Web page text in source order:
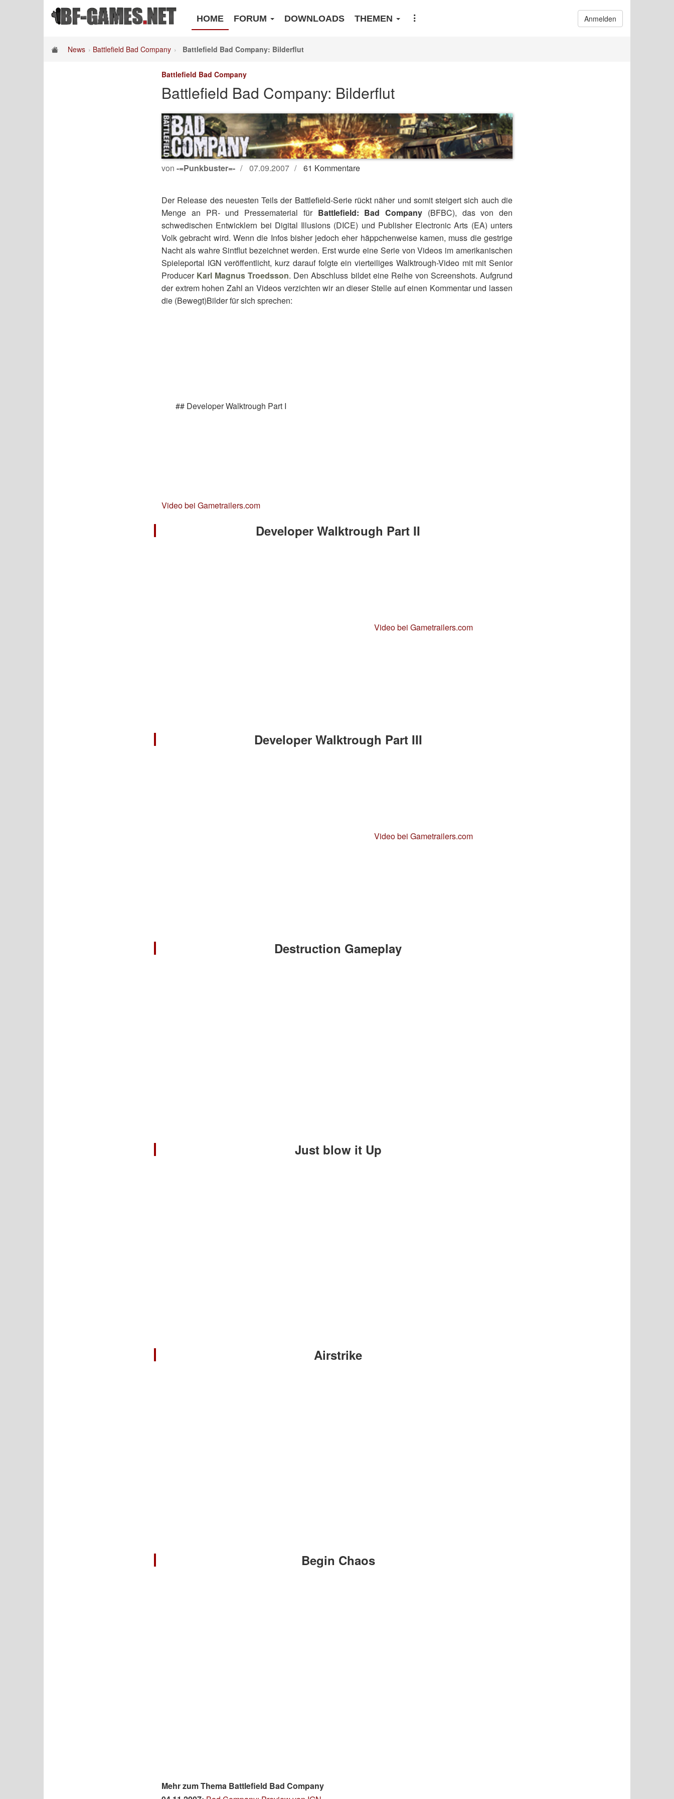
HOME FORUM DOWNLOADS THEMEN Anmelden
News Battlefield Bad Company Battlefield Bad Company: Bilderflut
Battlefield Bad Company
Battlefield Bad Company: Bilderflut
von -=Punkbuster=- 07.09.2007 61 Kommentare
Der Release des neuesten Teils der Battlefield-Serie rückt näher und somit steigert sich auch die
Menge an PR- und Pressematerial für Battlefield: Bad Company (BFBC), das von den
schwedischen Entwicklern bei Digital Illusions (DICE) und Publisher Electronic Arts (EA) unters
Volk gebracht wird. Wenn die Infos bisher jedoch eher häppchenweise kamen, muss die gestrige
Nacht als wahre Sintflut bezeichnet werden. Erst wurde eine Serie von Videos im amerikanischen
Spieleportal IGN veröffentlicht, kurz darauf folgte ein vierteiliges Walktrough-Video mit mit Senior
Producer Karl Magnus Troedsson. Den Abschluss bildet eine Reihe von Screenshots. Aufgrund
der extrem hohen Zahl an Videos verzichten wir an dieser Stelle auf einen Kommentar und lassen
die (Bewegt)Bilder für sich sprechen:
## Developer Walktrough Part I
Video bei Gametrailers.com
Developer Walktrough Part II
Video bei Gametrailers.com
Developer Walktrough Part III
Video bei Gametrailers.com
Destruction Gameplay
Just blow it Up
Airstrike
Begin Chaos
Mehr zum Thema Battlefield Bad Company